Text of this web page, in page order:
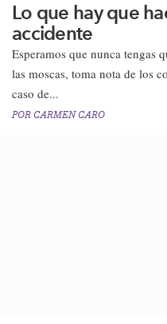
Lo que hay que
accidente
Esperamos que nunca tengas
las moscas, toma nota de los
caso de...
POR CARMEN CARO